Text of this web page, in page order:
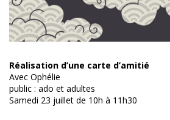
Réalisation d’une carte d’amitié
Avec Ophélie
public : ado et adultes
Samedi 23 juillet de 10h à 11h30